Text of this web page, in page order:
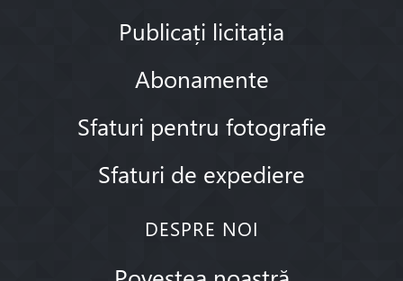
Publicați licitația
Abonamente
Sfaturi pentru fotografie
Sfaturi de expediere
DESPRE NOI